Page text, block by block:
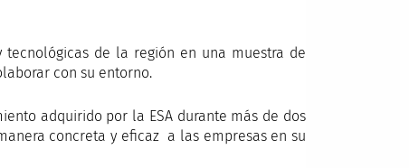
tecnológicas de la región en una muestra de
con su entorno.
adquirido por la ESA durante más de dos
concreta y eficaz a las empresas en su